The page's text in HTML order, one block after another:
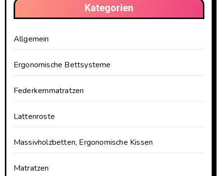
Kategorien
Allgemein
Ergonomische Bettsysteme
Federkernmatratzen
Lattenroste
Massivholzbetten, Ergonomische Kissen
Matratzen